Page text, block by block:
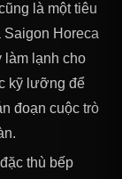
là một tiêu
Saigon Horeca
làm lạnh cho
kỹ lưỡng để
đoạn cuộc trò
thù bếp